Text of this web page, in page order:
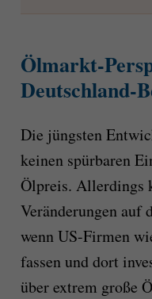
Ölmarkt-
Deutschland-
Die jüngsten
keinen spürbaren
Ölpreis. Allerdings
Veränderungen auf
wenn US-Firmen
fassen und dort
über extrem große